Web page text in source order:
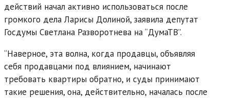
действий начал активно использоваться после
громкого дела Ларисы Долиной, заявила депутат
Госдумы Светлана Разворотнева на “ДумаТВ”.
“Наверное, эта волна, когда продавцы, объявляя
себя продавцами под влиянием, начинают
требовать квартиры обратно, и суды принимают
такие решения, она, действительно, началась после